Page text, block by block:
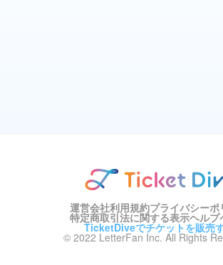
運営会社利用規約プライバシーポ
特定商取引法に関する表示ヘルプ
TicketDiveでチケットを販売
© 2022 LetterFan Inc. All Rights